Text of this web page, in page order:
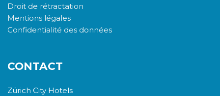
Droit de rétractation
Mentions légales
Confidentialité des données
CONTACT
Zürich City Hotels